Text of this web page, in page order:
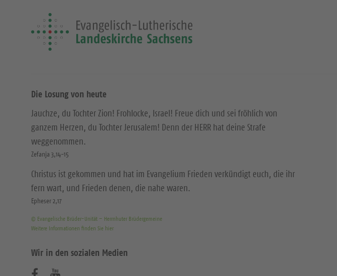
Die Losung von heute
Jauchze, du Tochter Zion! Frohlocke, Israel! Freue dich und sei fröhlich von
ganzem Herzen, du Tochter Jerusalem! Denn der HERR hat deine Strafe
weggenommen.
Zefanja 3,14-15
Christus ist gekommen und hat im Evangelium Frieden verkündigt euch, die ihr
fern wart, und Frieden denen, die nahe waren.
Epheser 2,17
© Evangelische Brüder-Unität – Herrnhuter Brüdergemeine
Weitere Informationen finden Sie hier
Wir in den sozialen Medien